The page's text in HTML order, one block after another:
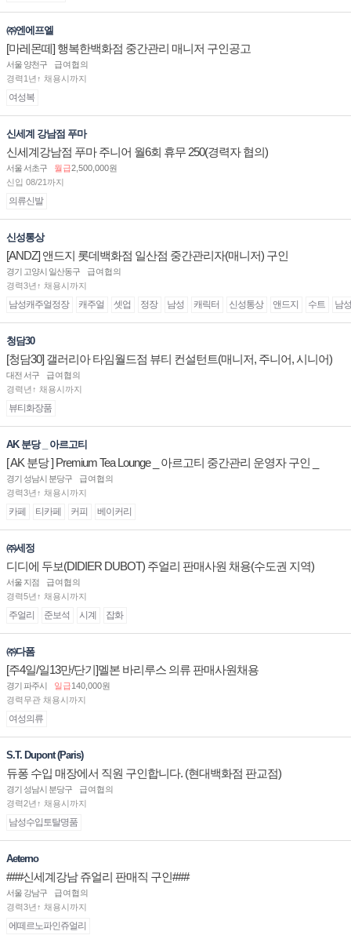
㈜엔에프엘
[마레몬떼] 행복한백화점 중간관리 매니저 구인공고
서울 양천구
급여협의
경력1년↑ 채용시까지
여성복
신세계 강남점 푸마
신세계강남점 푸마 주니어 월6회 휴무 250(경력자 협의)
서울 서초구 월급2,500,000원
신입 08/21까지
의류신발
신성통상
[ANDZ] 앤드지 롯데백화점 일산점 중간관리자(매니저) 구인
경기 고양시 일산동구
급여협의
경력3년↑ 채용시까지
남성캐주얼정장 캐주얼 셋업 정장 남성 캐릭터 신성통상 앤드지 수트 남
청담30
[청담30] 갤러리아 타임월드점 뷰티 컨설턴트(매니저, 주니어, 시니어)
채용
대전 서구
급여협의
경력년↑ 채용시까지
뷰티화장품
AK 분당 _ 아르고티
[ AK 분당 ] Premium Tea Lounge _ 아르고티 중간관리 운영자 구인 _
경기 성남시 분당구
급여협의
경력3년↑ 채용시까지
카페 티카페 커피 베이커리
㈜세정
디디에 두보(DIDIER DUBOT) 주얼리 판매사원 채용(수도권 지역)
서울 지점
급여협의
경력5년↑ 채용시까지
주얼리 준보석 시계 잡화
㈜다폼
[주4일/일13만/단기]멜본 바리루스 의류 판매사원채용
경기 파주시 일급140,000원
경력무관 채용시까지
여성의류
S.T. Dupont (Paris)
듀퐁 수입 매장에서 직원 구인합니다. (현대백화점 판교점)
경기 성남시 분당구
급여협의
경력2년↑ 채용시까지
남성수입토탈명품
Aeterno
###신세계강남 쥬얼리 판매직 구인###
서울 강남구
급여협의
경력3년↑ 채용시까지
에떼르노파인쥬얼리